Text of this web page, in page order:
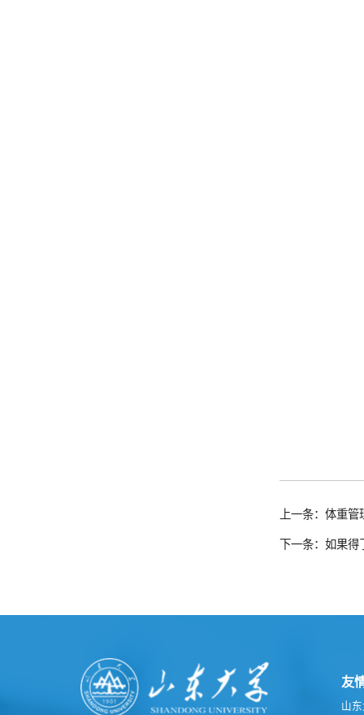
上一条：体重管
下一条：如果
友
山